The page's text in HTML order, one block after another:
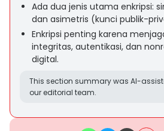
Ada dua jenis utama enkripsi:
dan asimetris (kunci publik-
Enkripsi penting karena
integritas, autentikasi, dan
digital.
This section summary was AI-
our editorial team.